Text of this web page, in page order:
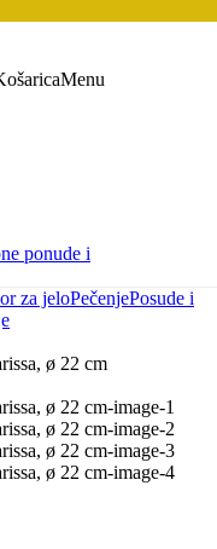
Menu
ponude i
za jeloPečenjePosude i